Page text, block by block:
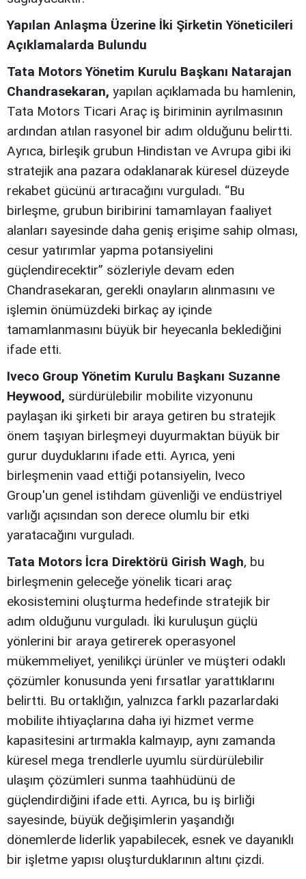
Yapılan Anlaşma Üzerine İki Şirketin Yöneticileri
Açıklamalarda Bulundu
Tata Motors Yönetim Kurulu Başkanı Natarajan
Chandrasekaran, yapılan açıklamada bu hamlenin,
Tata Motors Ticari Araç iş biriminin ayrılmasının
ardından atılan rasyonel bir adım olduğunu belirtti.
Ayrıca, birleşik grubun Hindistan ve Avrupa gibi iki
stratejik ana pazara odaklanarak küresel düzeyde
rekabet gücünü artıracağını vurguladı. “Bu
birleşme, grubun biribirini tamamlayan faaliyet
alanları sayesinde daha geniş erişime sahip olması,
cesur yatırımlar yapma potansiyelini
güçlendirecektir” sözleriyle devam eden
Chandrasekaran, gerekli onayların alınmasını ve
işlemin önümüzdeki birkaç ay içinde
tamamlanmasını büyük bir heyecanla beklediğini
ifade etti.
Iveco Group Yönetim Kurulu Başkanı Suzanne
Heywood, sürdürülebilir mobilite vizyonunu
paylaşan iki şirketi bir araya getiren bu stratejik
önem taşıyan birleşmeyi duyurmaktan büyük bir
gurur duyduklarını ifade etti. Ayrıca, yeni
birleşmenin vaad ettiği potansiyelin, Iveco
Group'un genel istihdam güvenliği ve endüstriyel
varlığı açısından son derece olumlu bir etki
yaratacağını vurguladı.
Tata Motors İcra Direktörü Girish Wagh, bu
birleşmenin geleceğe yönelik ticari araç
ekosistemini oluşturma hedefinde stratejik bir
adım olduğunu vurguladı. İki kuruluşun güçlü
yönlerini bir araya getirerek operasyonel
mükemmeliyet, yenilikçi ürünler ve müşteri odaklı
çözümler konusunda yeni fırsatlar yarattıklarını
belirtti. Bu ortaklığın, yalnızca farklı pazarlardaki
mobilite ihtiyaçlarına daha iyi hizmet verme
kapasitesini artırmakla kalmayıp, aynı zamanda
küresel mega trendlerle uyumlu sürdürülebilir
ulaşım çözümleri sunma taahhüdünü de
güçlendirdiğini ifade etti. Ayrıca, bu iş birliği
sayesinde, büyük değişimlerin yaşandığı
dönemlerde liderlik yapabilecek, esnek ve dayanıklı
bir işletme yapısı oluşturduklarının altını çizdi.